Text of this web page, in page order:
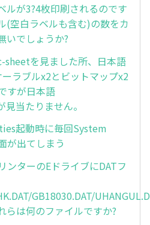
ルが3?4枚印刷されるのです
(空白ラベルも含む)の数をカ
いでしょうか?
sheetを見ました所、日本語
ラブルx2とビットマップx2
すが日本語
当たりません。
起動時に毎回System
が出てしまう
ンターのEドライブにDATフ
GB18030.DAT/
らは何のファイルですか?